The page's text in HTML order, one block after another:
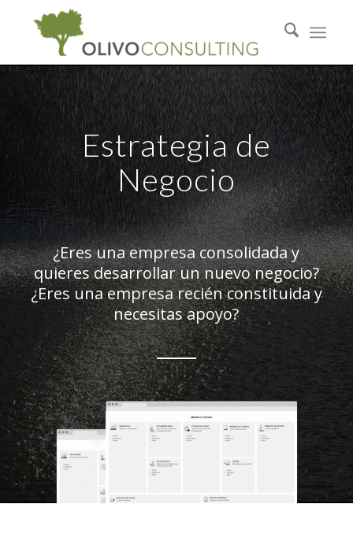
Estrategia de
Negocio
¿Eres una empresa consolidada y
quieres desarrollar un nuevo negocio?
¿Eres una empresa recién constituida y
necesitas apoyo?